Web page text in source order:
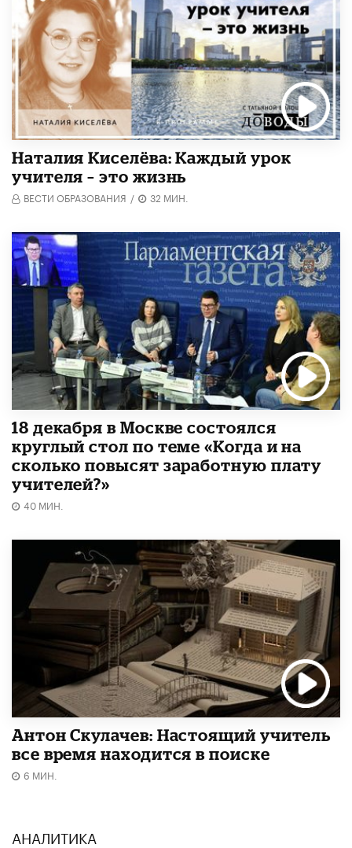
Наталия Киселёва: Каждый урок
учителя – это жизнь
ВЕСТИ ОБРАЗОВАНИЯ / 32 МИН.
18 декабря в Москве состоялся
круглый стол по теме «Когда и на
сколько повысят заработную плату
учителей?»
40 МИН.
Антон Скулачев: Настоящий учитель
все время находится в поиске
6 МИН.
АНАЛИТИКА